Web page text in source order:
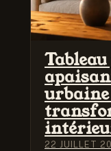
urbaine
22 JUILLET